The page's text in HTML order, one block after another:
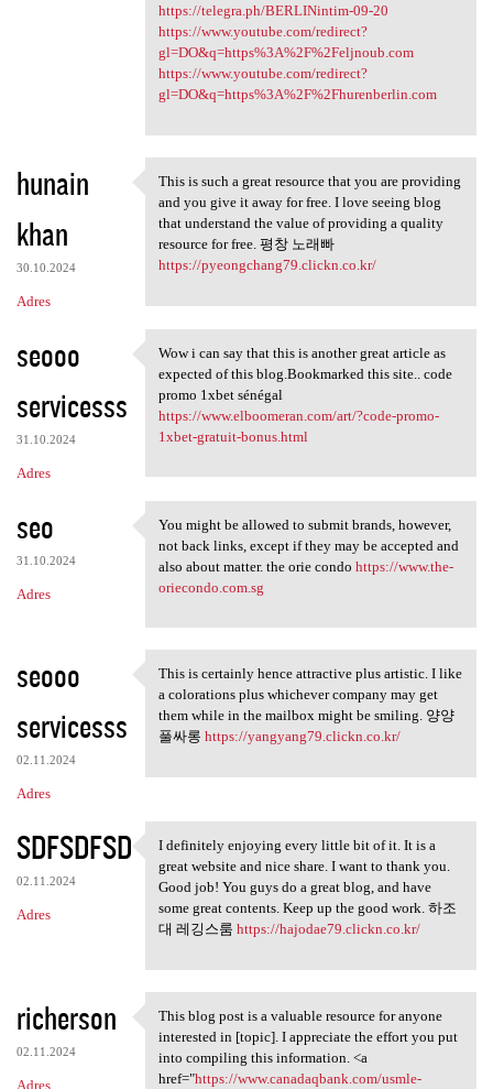
https://telegra.ph/BERLINintim-09-20
https://www.youtube.com/redirect?
gl=DO&q=https%3A%2F%2Feljnoub.com
https://www.youtube.com/redirect?
gl=DO&q=https%3A%2F%2Fhurenberlin.com
hunain
khan
30.10.2024
Adres
This is such a great resource
This is such a great resource that you are providing
and you give it away for free. I love seeing blog
that understand the value of providing a quality
resource for free. 평창 노래빠
https://pyeongchang79.clickn.co.kr/
seooo
servicesss
31.10.2024
Adres
Wow i can say that this is
Wow i can say that this is another great article as
expected of this blog.Bookmarked this site.. code
promo 1xbet sénégal
https://www.elboomeran.com/art/?code-promo-
1xbet-gratuit-bonus.html
seo
31.10.2024
Adres
You might be allowed to
You might be allowed to submit brands, however,
not back links, except if they may be accepted and
also about matter. the orie condo https://www.the-
oriecondo.com.sg
seooo
servicesss
02.11.2024
Adres
This is certainly hence
This is certainly hence attractive plus artistic. I like
a colorations plus whichever company may get
them while in the mailbox might be smiling. 양양
풀싸롱 https://yangyang79.clickn.co.kr/
SDFSDFSD
02.11.2024
Adres
I definitely enjoying every
I definitely enjoying every little bit of it. It is a
great website and nice share. I want to thank you.
Good job! You guys do a great blog, and have
some great contents. Keep up the good work. 하조
대 레깅스룸 https://hajodae79.clickn.co.kr/
richerson
02.11.2024
Adres
This blog post is a valuable
This blog post is a valuable resource for anyone
interested in [topic]. I appreciate the effort you put
into compiling this information. <a
href="https://www.canadaqbank.com/usmle-